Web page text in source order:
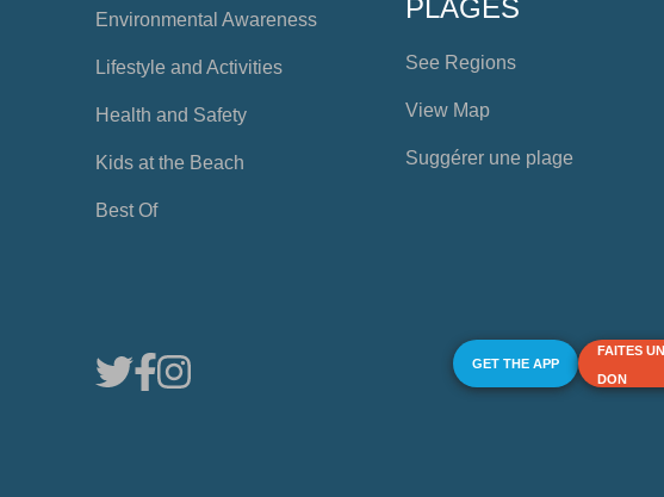
Environmental Awareness
Lifestyle and Activities
Health and Safety
Kids at the Beach
Best Of
PLAGES
See Regions
View Map
Suggérer une plage
GET THE APP
FAITES UN
DON